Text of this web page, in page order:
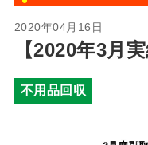
2020年04月16日
【2020年3月実
不用品回収